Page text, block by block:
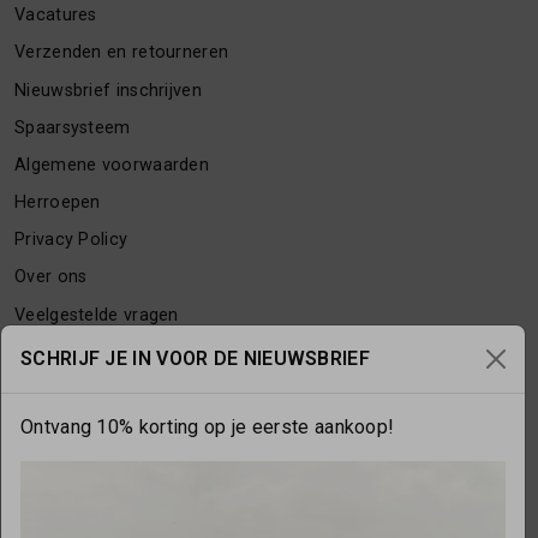
Vacatures
Verzenden en retourneren
Nieuwsbrief inschrijven
Spaarsysteem
Algemene voorwaarden
Herroepen
Privacy Policy
Over ons
Veelgestelde vragen
Contact
OPENINGSTIJDEN
SCHRIJF JE IN VOOR DE NIEUWSBRIEF
Ontvang 10% korting op je eerste aankoop!